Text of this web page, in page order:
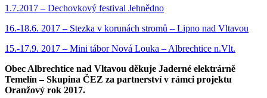
1.7.2017 – Dechovkový festival Jehnědno
16.-18.6. 2017 – Stezka v korunách stromů – Lipno nad Vltavou
15.-17.9. 2017 – Mini tábor Nová Louka – Albrechtice n.Vlt.
Obec Albrechtice nad Vltavou děkuje Jaderné elektrárně
Temelín – Skupina ČEZ za partnerství v rámci projektu
Oranžový rok 2017.